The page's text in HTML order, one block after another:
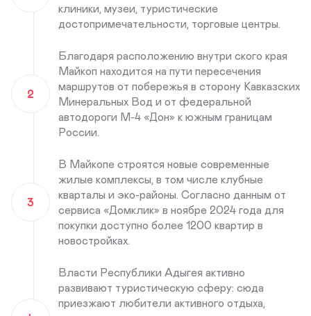
клиники, музеи, туристические
достопримечательности, торговые центры.
2
Благодаря расположению внутри ского края
Майкоп находится на пути пересечения
маршрутов от побережья в сторону Кавказских
Минеральных Вод и от федеральной
автодороги М-4 «Дон» к южным границам
России.
3
В Майкопе строятся новые современные
жилые комплексы, в том числе клубные
кварталы и эко-районы. Согласно данным от
сервиса «Домклик» в ноябре 2024 года для
покупки доступно более 1200 квартир в
новостройках.
Власти Республики Адыгея активно
развивают туристическую сферу: сюда
приезжают любители активного отдыха,